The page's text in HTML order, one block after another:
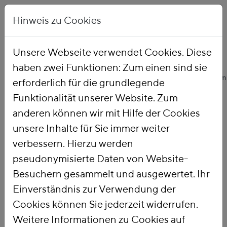
Startseite Unsere Arbeit Themen Ökologische Finanzreform
Ökologische
Finanzreform
Mit einer
Ökologischen
Finanzreform
nutzen wir die Steuer-
Hinweis zu Cookies
Unsere Webseite verwendet Cookies. Diese
haben zwei Funktionen: Zum einen sind sie
erforderlich für die grundlegende
Funktionalität unserer Website. Zum
anderen können wir mit Hilfe der Cookies
unsere Inhalte für Sie immer weiter
verbessern. Hierzu werden
pseudonymisierte Daten von Website-
Besuchern gesammelt und ausgewertet. Ihr
Einverständnis zur Verwendung der
Cookies können Sie jederzeit widerrufen.
Weitere Informationen zu Cookies auf